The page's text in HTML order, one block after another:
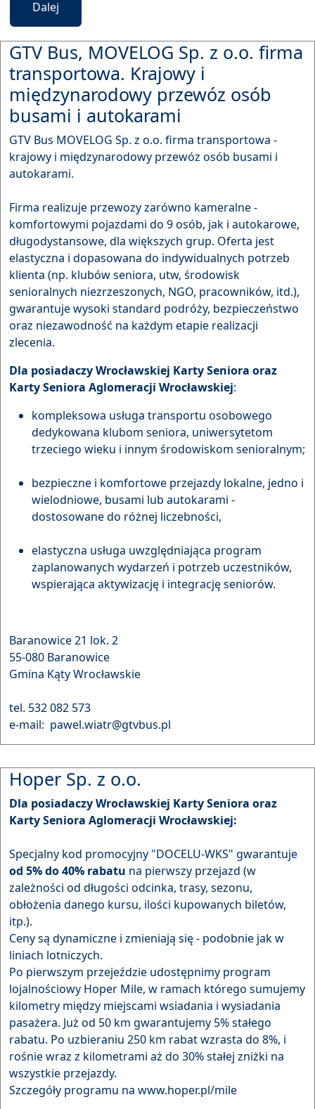
Dalej
GTV Bus, MOVELOG Sp. z o.o. firma
transportowa. Krajowy i
międzynarodowy przewóz osób
busami i autokarami
GTV Bus MOVELOG Sp. z o.o. firma transportowa -
krajowy i międzynarodowy przewóz osób busami i
autokarami.
Firma realizuje przewozy zarówno kameralne -
komfortowymi pojazdami do 9 osób, jak i autokarowe,
długodystansowe, dla większych grup. Oferta jest
elastyczna i dopasowana do indywidualnych potrzeb
klienta (np. klubów seniora, utw, środowisk
senioralnych niezrzeszonych, NGO, pracowników, itd.),
gwarantuje wysoki standard podróży, bezpieczeństwo
oraz niezawodność na każdym etapie realizacji
zlecenia.
Dla posiadaczy Wrocławskiej Karty Seniora oraz
Karty Seniora Aglomeracji Wrocławskiej:
kompleksowa usługa transportu osobowego
dedykowana klubom seniora, uniwersytetom
trzeciego wieku i innym środowiskom senioralnym;
bezpieczne i komfortowe przejazdy lokalne, jedno i
wielodniowe, busami lub autokarami -
dostosowane do różnej liczebności,
elastyczna usługa uwzględniająca program
zaplanowanych wydarzeń i potrzeb uczestników,
wspierająca aktywizację i integrację seniorów.
Baranowice 21 lok. 2
55-080 Baranowice
Gmina Kąty Wrocławskie
tel. 532 082 573
e-mail: pawel.wiatr@gtvbus.pl
Hoper Sp. z o.o.
Dla posiadaczy Wrocławskiej Karty Seniora oraz
Karty Seniora Aglomeracji Wrocławskiej:
Specjalny kod promocyjny "DOCELU-WKS" gwarantuje
od 5% do 40% rabatu na pierwszy przejazd (w
zależności od długości odcinka, trasy, sezonu,
obłożenia danego kursu, ilości kupowanych biletów,
itp.).
Ceny są dynamiczne i zmieniają się - podobnie jak w
liniach lotniczych.
Po pierwszym przejeździe udostępnimy program
lojalnościowy Hoper Mile, w ramach którego sumujemy
kilometry między miejscami wsiadania i wysiadania
pasażera. Już od 50 km gwarantujemy 5% stałego
rabatu. Po uzbieraniu 250 km rabat wzrasta do 8%, i
rośnie wraz z kilometrami aż do 30% stałej zniżki na
wszystkie przejazdy.
Szczegóły programu na www.hoper.pl/mile